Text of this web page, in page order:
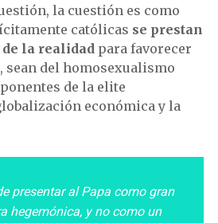
la cuestión es como
católicas se prestan
la realidad para favorecer
sean del homosexualismo
de la elite
económica y la
presentar al Papa como gran
hegemónica, y no como un